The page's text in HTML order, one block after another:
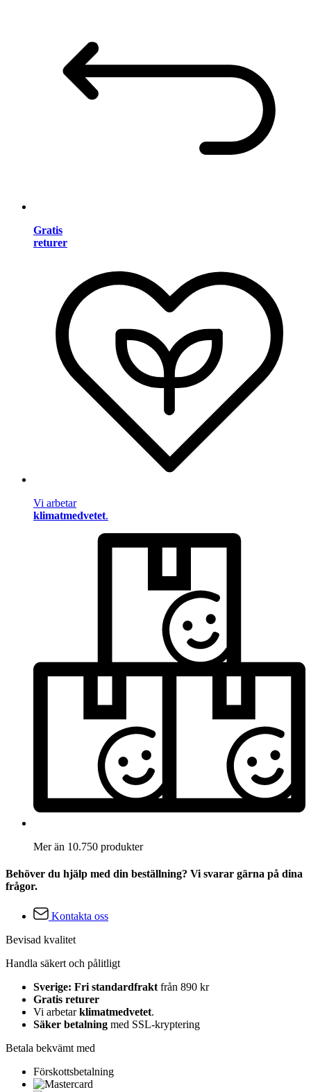
Gratis
returer
Vi arbetar
klimatmedvetet.
Mer än 10.750 produkter
Behöver du hjälp med din beställning? Vi svarar gärna på dina
frågor.
Kontakta oss
Bevisad kvalitet
Handla säkert och pålitligt
Sverige: Fri standardfraktfrån 890 kr
Gratis returer
Vi arbetarklimatmedvetet.
Säker betalning med SSL-kryptering
Betala bekvämt med
Förskottsbetalning